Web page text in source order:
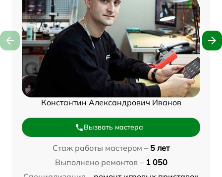
Константин Александрович Иванов
Вызвать мастера
Стаж работы мастером – 5 лет
Выполнено ремонтов – 1 050